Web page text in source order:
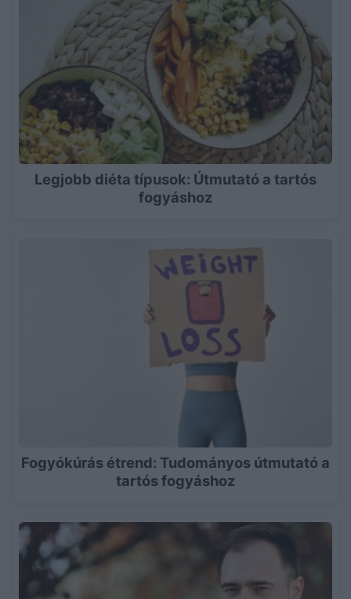
Legjobb diéta típusok: Útmutató a tartós
fogyáshoz
Fogyókúrás étrend: Tudományos útmutató a
tartós fogyáshoz